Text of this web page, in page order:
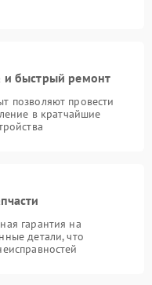
и быстрый ремонт
позволяют провести
в кратчайшие
гарантия на
детали, что